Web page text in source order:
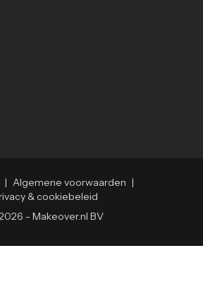
| Algemene voorwaarden |
& cookiebeleid
- Makeover.nl BV